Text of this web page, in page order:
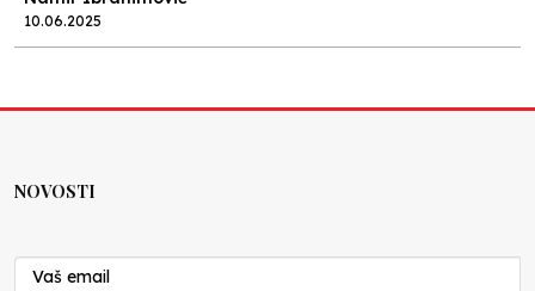
10.06.2025
Nenad Veličković
29.10.2024
NOVOSTI